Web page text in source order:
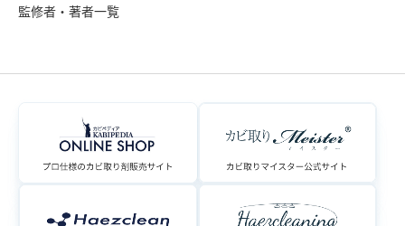
監修者・著者一覧